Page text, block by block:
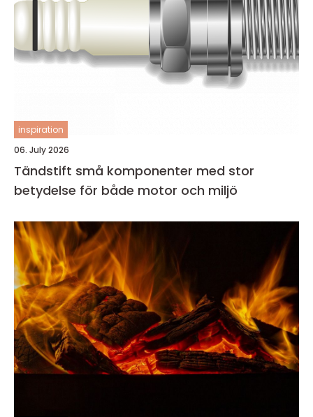
inspiration
06. July 2026
Tändstift små komponenter med stor
betydelse för både motor och miljö